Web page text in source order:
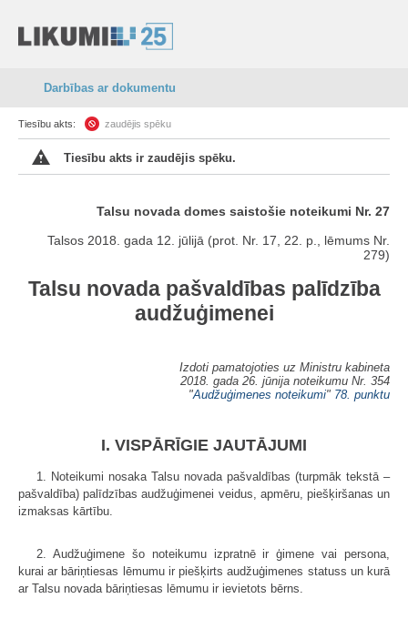
Darbības ar dokumentu
Tiesību akts: zaudējis spēku
Tiesību akts ir zaudējis spēku.
Talsu novada domes saistošie noteikumi Nr. 27
Talsos 2018. gada 12. jūlijā (prot. Nr. 17, 22. p., lēmums Nr.
279)
Talsu novada pašvaldības palīdzība
audžuģimenei
Izdoti pamatojoties uz Ministru kabineta
2018. gada 26. jūnija noteikumu Nr. 354
"Audžuģimenes noteikumi" 78. punktu
I. VISPĀRĪGIE JAUTĀJUMI
1. Noteikumi nosaka Talsu novada pašvaldības (turpmāk tekstā –
pašvaldība) palīdzības audžuģimenei veidus, apmēru, piešķiršanas un
izmaksas kārtību.
2. Audžuģimene šo noteikumu izpratnē ir ģimene vai persona,
kurai ar bāriņtiesas lēmumu ir piešķirts audžuģimenes statuss un kurā
ar Talsu novada bāriņtiesas lēmumu ir ievietots bērns.